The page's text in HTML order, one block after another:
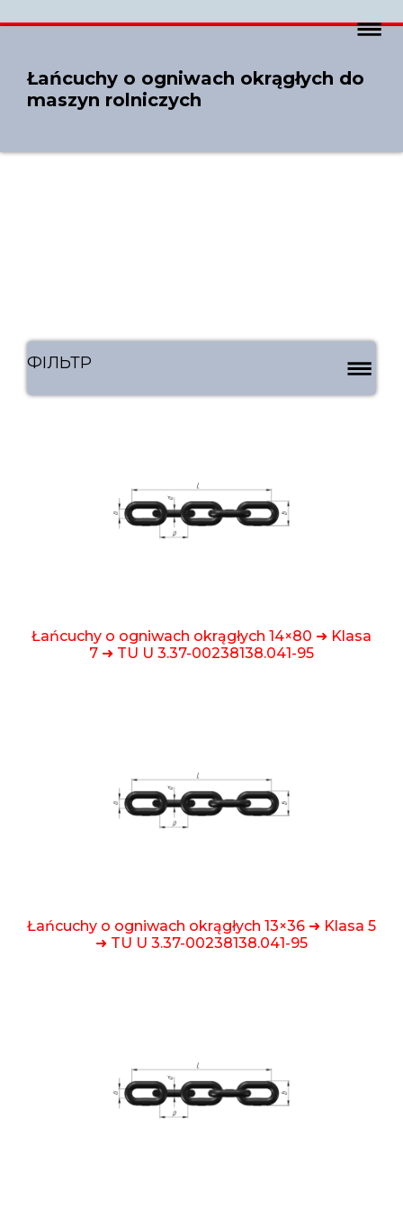
Łańcuchy o ogniwach okrągłych do
maszyn rolniczych
ФІЛЬТР
Łańcuchy o ogniwach okrągłych 14×80 ➜ Klasa
7 ➜ TU U 3.37-00238138.041-95
Łańcuchy o ogniwach okrągłych 13×36 ➜ Klasa 5
➜ TU U 3.37-00238138.041-95